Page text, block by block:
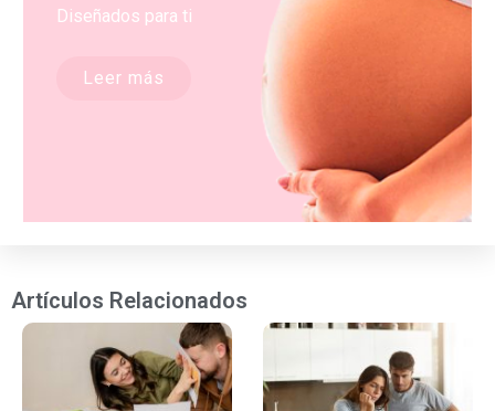
Diseñados para ti
Leer más
Artículos Relacionados